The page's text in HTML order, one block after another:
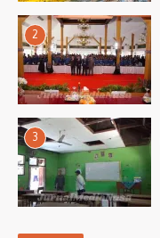
2
3